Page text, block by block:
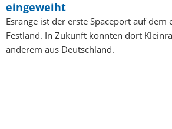
eingeweiht
Esrange ist der erste Spaceport auf dem
Festland. In Zukunft könnten dort
anderem aus Deutschland.